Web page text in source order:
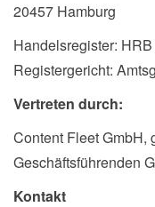
20457 Hamburg
Handelsregister:
Registergericht:
Vertreten durch:
Content Fleet GmbH,
Geschäftsführenden
Kontakt